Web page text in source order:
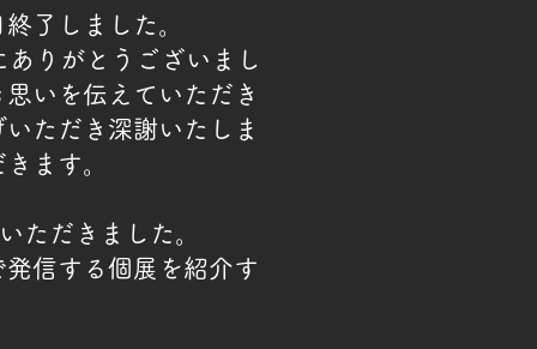
了しました。
りがとうございまし
いを伝えていただき
ただき深謝いたしま
ます。
ただきました。
信する個展を紹介す